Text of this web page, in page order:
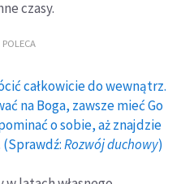
czasy.
całkowicie do wewnątrz.
na Boga, zawsze mieć Go
o sobie, aż znajdzie
Rozwój duchowy)